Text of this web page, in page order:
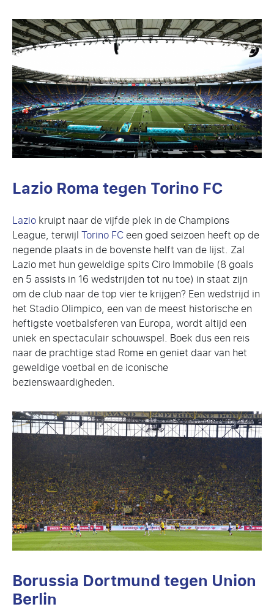
Lazio Roma tegen Torino FC
Laziokruipt naar de vijfde plek in de Champions
League, terwijlTorino FCeen goed seizoen heeft op de
negende plaats in de bovenste helft van de lijst. Zal
Lazio met hun geweldige spits Ciro Immobile (8 goals
en 5 assists in 16 wedstrijden tot nu toe) in staat zijn
om de club naar de top vier te krijgen? Een wedstrijd in
het Stadio Olimpico, een van de meest historische en
heftigste voetbalsferen van Europa, wordt altijd een
uniek en spectaculair schouwspel. Boek dus een reis
naar de prachtige stad Rome en geniet daar van het
geweldige voetbal en de iconische
bezienswaardigheden.
Borussia Dortmund tegen Union
Berlin